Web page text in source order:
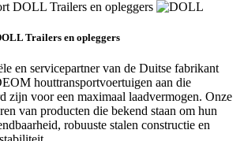
Trailers en opleggers
en servicepartner van de Duitse fabrikant
houttransportvoertuigen aan die
zijn voor een maximaal laadvermogen. Onze
van producten die bekend staan om hun
robuuste stalen constructie en